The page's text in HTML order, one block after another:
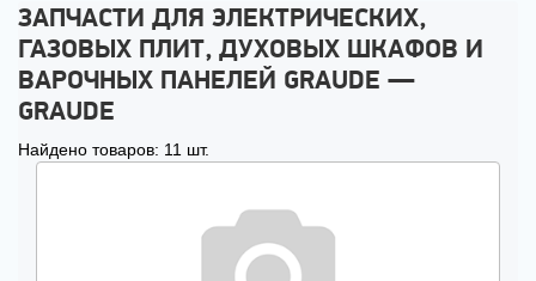
ЗАПЧАСТИ ДЛЯ ЭЛЕКТРИЧЕСКИХ,
ГАЗОВЫХ ПЛИТ, ДУХОВЫХ ШКАФОВ И
ВАРОЧНЫХ ПАНЕЛЕЙ GRAUDE —
GRAUDE
Найдено товаров: 11 шт.